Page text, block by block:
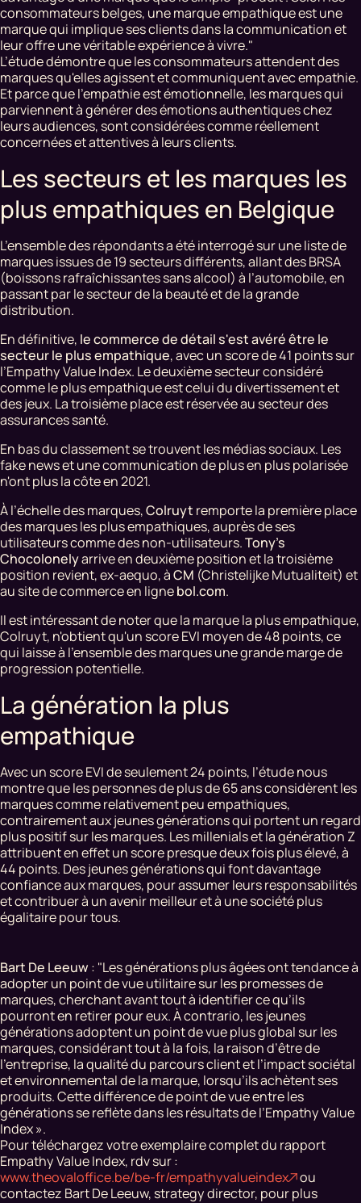
consommateurs belges, une marque empathique est une
marque qui implique ses clients dans la communication et
leur offre une véritable expérience à vivre."
L’étude démontre que les consommateurs attendent des
marques qu'elles agissent et communiquent avec empathie.
Et parce que l'empathie est émotionnelle, les marques qui
parviennent à générer des émotions authentiques chez
leurs audiences, sont considérées comme réellement
concernées et attentives à leurs clients.
Les secteurs et les marques les
plus empathiques en Belgique
L’ensemble des répondants a été interrogé sur une liste de
marques issues de 19 secteurs différents, allant des BRSA
(boissons rafraîchissantes sans alcool) à l’automobile, en
passant par le secteur de la beauté et de la grande
distribution.
En définitive, le commerce de détail s'est avéré être le
secteur le plus empathique, avec un score de 41 points sur
l’Empathy Value Index. Le deuxième secteur considéré
comme le plus empathique est celui du divertissement et
des jeux. La troisième place est réservée au secteur des
assurances santé.
En bas du classement se trouvent les médias sociaux. Les
fake news et une communication de plus en plus polarisée
n'ont plus la côte en 2021.
À l’échelle des marques,Colruyt remporte la première place
des marques les plus empathiques, auprès de ses
utilisateurs comme des non-utilisateurs.Tony's
Chocolonelyarrive en deuxième position et la troisième
position revient, ex-aequo, àCM (Christelijke Mutualiteit) et
au site de commerce en lignebol.com.
Il est intéressant de noter que la marque la plus empathique,
Colruyt, n'obtient qu'un score EVI moyen de 48 points, ce
qui laisse à l’ensemble des marques une grande marge de
progression potentielle.
La génération la plus
empathique
Avec un score EVI de seulement 24 points, l’étude nous
montre que les personnes de plus de 65 ans considèrent les
marques comme relativement peu empathiques,
contrairement aux jeunes générations qui portent un regard
plus positif sur les marques. Les millenials et la génération Z
attribuent en effet un score presque deux fois plus élevé, à
44 points. Des jeunes générations qui font davantage
confiance aux marques, pour assumer leurs responsabilités
et contribuer à un avenir meilleur et à une société plus
égalitaire pour tous.
Bart De Leeuw : "Les générations plus âgées ont tendance à
adopter un point de vue utilitaire sur les promesses de
marques, cherchant avant tout à identifier ce qu’ils
pourront en retirer pour eux. À contrario, les jeunes
générations adoptent un point de vue plus global sur les
marques, considérant tout à la fois, la raison d’être de
l’entreprise, la qualité du parcours client et l’impact sociétal
et environnemental de la marque, lorsqu’ils achètent ses
produits. Cette différence de point de vue entre les
générations se reflète dans les résultats de l’Empathy Value
Index ».
Pour téléchargez votre exemplaire complet du rapport
Empathy Value Index, rdv sur :
www.theovaloffice.be/be-fr/empathyvalueindex
ou
contactez Bart De Leeuw, strategy director, pour plus